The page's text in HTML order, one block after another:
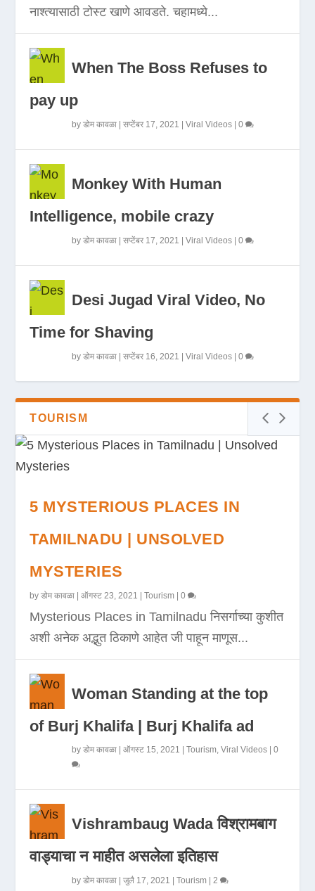
नाश्त्यासाठी टोस्ट खाणे आवडते. चहामध्ये...
When The Boss Refuses to
pay up
byडोम कावळा |सप्टेंबर 17, 2021 |Viral Videos |0
Monkey With Human
Intelligence, mobile crazy
byडोम कावळा |सप्टेंबर 17, 2021 |Viral Videos |0
Desi Jugad Viral Video, No
Time for Shaving
byडोम कावळा |सप्टेंबर 16, 2021 |Viral Videos |0
TOURISM
5 MYSTERIOUS PLACES IN
TAMILNADU | UNSOLVED
MYSTERIES
byडोम कावळा |ऑगस्ट 23, 2021 |Tourism |0
Mysterious Places in Tamilnadu निसर्गाच्या कुशीत
अशी अनेक अद्भुत ठिकाणे आहेत जी पाहून माणूस...
Woman Standing at the top
of Burj Khalifa | Burj Khalifa ad
byडोम कावळा |ऑगस्ट 15, 2021 |Tourism ,Viral Videos |0
Vishrambaug Wada विश्रामबाग
वाड्याचा न माहीत असलेला इतिहास
byडोम कावळा |जुलै 17, 2021 |Tourism | 2